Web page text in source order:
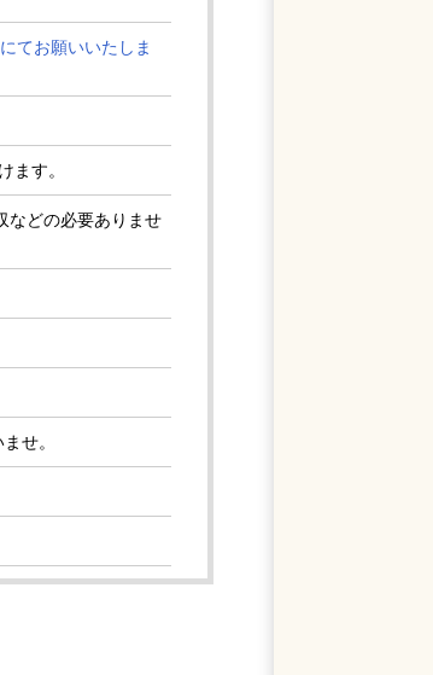
てお願いいたしま
ます。
などの必要ありませ
せ。